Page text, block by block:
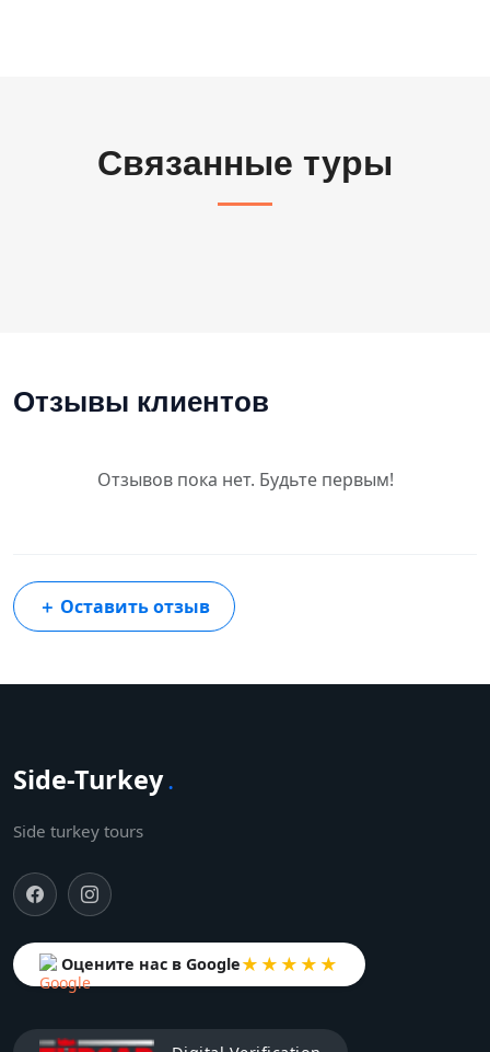
Связанные туры
Отзывы клиентов
Отзывов пока нет. Будьте первым!
＋ Оставить отзыв
Side-Turkey.
Side turkey tours
Оцените нас в Google★★★★★